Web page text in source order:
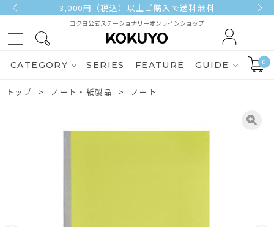
3,000円（税込）以上ご購入で送料無料
コクヨ公式ステーショナリーオンラインショップ
CATEGORY SERIES FEATURE GUIDE 0
トップ ノート・紙製品 ノート